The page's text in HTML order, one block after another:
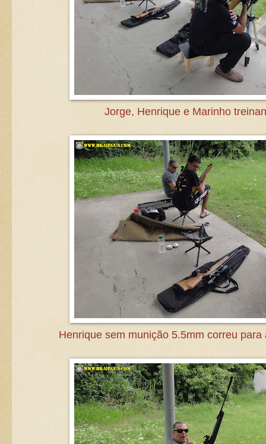
Jorge, Henrique e Marinho
Henrique sem munição 5.5mm correu para